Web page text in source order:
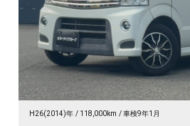
H26(2014)年 118,000km 車検9年1月